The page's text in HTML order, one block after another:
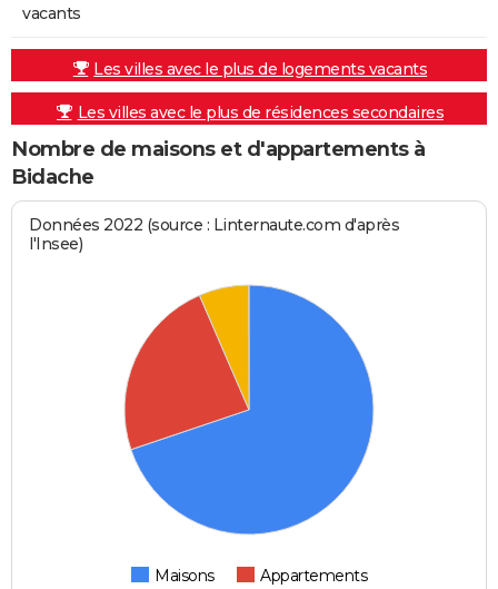
vacants
Les villes avec le plus de logements vacants
Les villes avec le plus de résidences secondaires
Nombre de maisons et d'appartements à
Bidache
Données 2022 (source : Linternaute.com d'après
l'Insee)
Maisons
Appartements